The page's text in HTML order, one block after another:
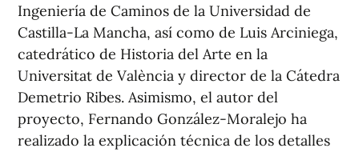
Ingeniería de Caminos de la Universidad de
Castilla-La Mancha, así como de Luis Arciniega,
catedrático de Historia del Arte en la
Universitat de València y director de la Cátedra
Demetrio Ribes. Asimismo, el autor del
proyecto, Fernando González-Moralejo ha
realizado la explicación técnica de los detalles